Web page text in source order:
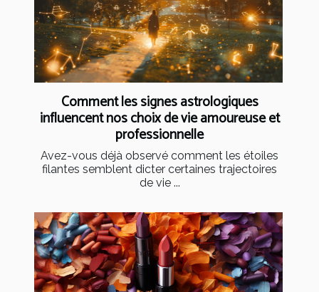
Comment les signes astrologiques
influencent nos choix de vie amoureuse et
professionnelle
Avez-vous déjà observé comment les étoiles
filantes semblent dicter certaines trajectoires
de vie ...